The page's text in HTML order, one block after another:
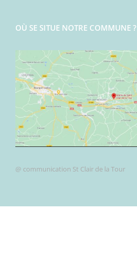
OÙ SE SITUE NOTRE COMMUNE ?
@ communication St Clair de la Tour